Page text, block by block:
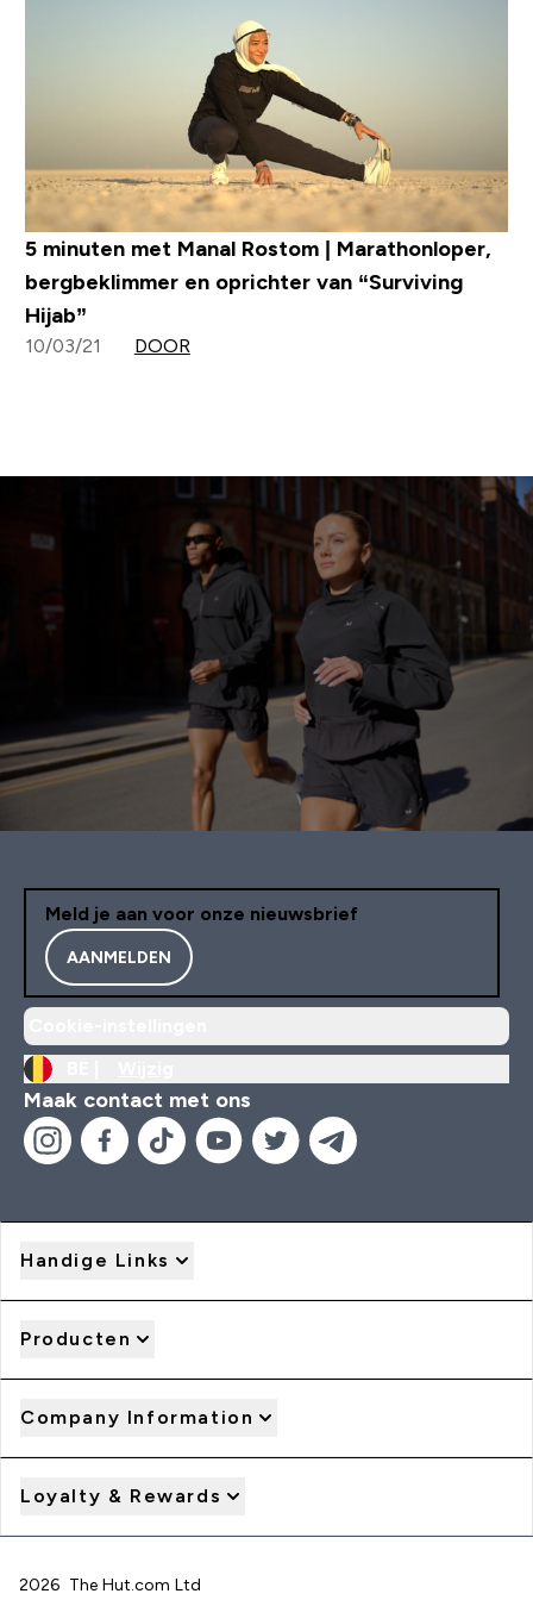
5 minuten met Manal Rostom | Marathonloper,
bergbeklimmer en oprichter van “Surviving
Hijab”
10/03/21 DOOR
Meld je aan voor onze nieuwsbrief
AANMELDEN
Maak contact met ons
Handige Links
Producten
Company Information
Loyalty & Rewards
2026 The Hut.com Ltd